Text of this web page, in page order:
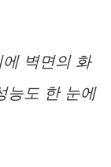
벽면의 화
능도 한 눈에